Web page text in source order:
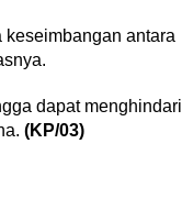
antara
dapat menghindari
(KP/03)